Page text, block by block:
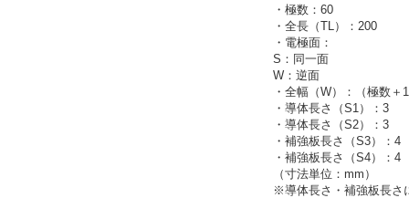
・極数：60
・全長（TL）：200
・電極面：
S：同一面
W：逆面
・全幅（W）：（極数＋
・導体長さ（S1）：3
・導体長さ（S2）：3
・補強板長さ（S3）：4
・補強板長さ（S4）：4
（寸法単位：mm）
※導体長さ・補強板長さ